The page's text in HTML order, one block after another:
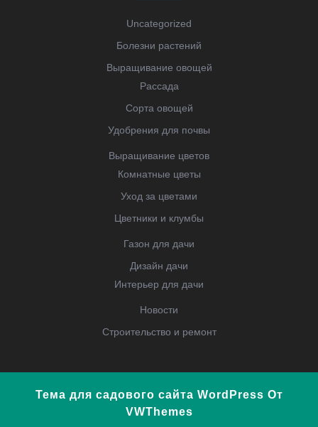
Uncategorized
Болезни растений
Выращивание овощей
Рассада
Сорта овощей
Удобрения для почвы
Выращивание цветов
Комнатные цветы
Уход за цветами
Цветники и клумбы
Газон для дачи
Дизайн дачи
Интерьер для дачи
Новости
Строительство и ремонт
Тема для садового сайта WordPress От
VWThemes